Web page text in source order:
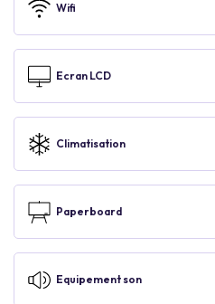
Wifi
Ecran LCD
Climatisation
Paperboard
Equipement son